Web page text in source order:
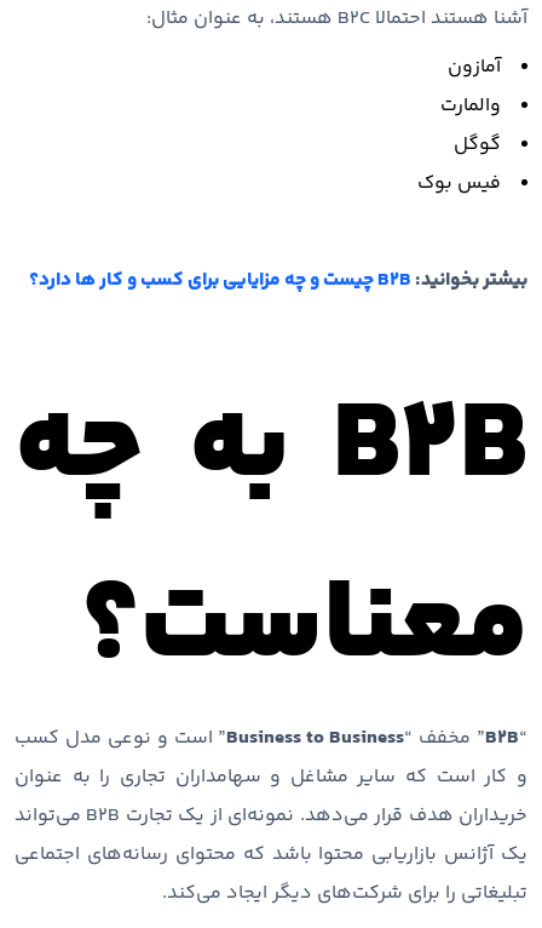
آشنا هستند احتمالا B2C هستند، به عنوان مثال:
آمازون
والمارت
گوگل
فیس بوک
بیشتر بخوانید:
B2B به چه
معناست؟
“
B2B” مخفف “Business to Business” است و نوعی مدل کسب
و کار است که سایر مشاغل و سهامداران تجاری را به عنوان
خریداران هدف قرار می‌دهد. نمونه‌ای از یک تجارت B2B می‌تواند
یک آژانس بازاریابی محتوا باشد که محتوای رسانه‌های اجتماعی
تبلیغاتی را برای شرکت‌های دیگر ایجاد می‌کند.